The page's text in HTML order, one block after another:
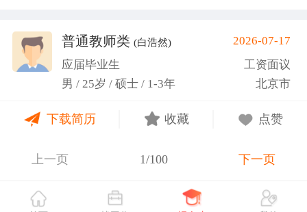
普通教师类 (白浩然)
2026-07-17
应届毕业生
工资面议
男 / 25岁 / 硕士 / 1-3年
北京市
下载简历 收藏 点赞
上一页 1/100 下一页